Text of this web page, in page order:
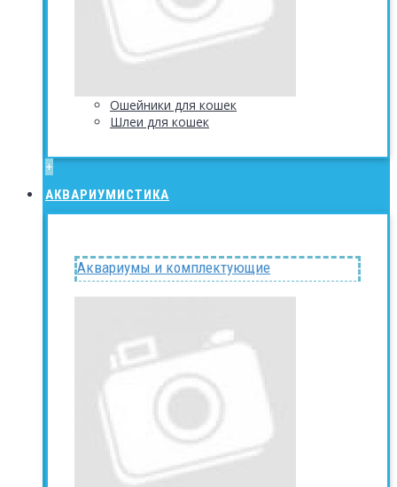
Ошейники для кошек
Шлеи для кошек
+
АКВАРИУМИСТИКА
Аквариумы и комплектующие